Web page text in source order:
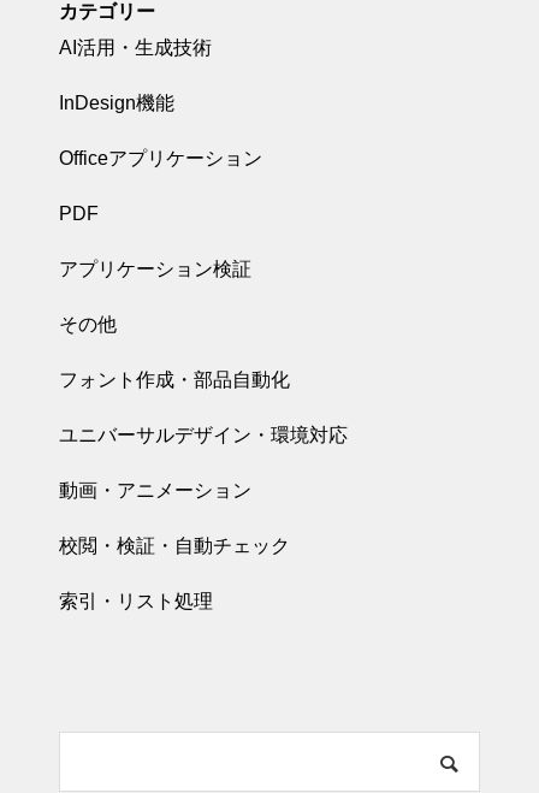
カテゴリー
AI活用・生成技術
InDesign機能
Officeアプリケーション
PDF
アプリケーション検証
その他
フォント作成・部品自動化
ユニバーサルデザイン・環境対応
動画・アニメーション
校閲・検証・自動チェック
索引・リスト処理